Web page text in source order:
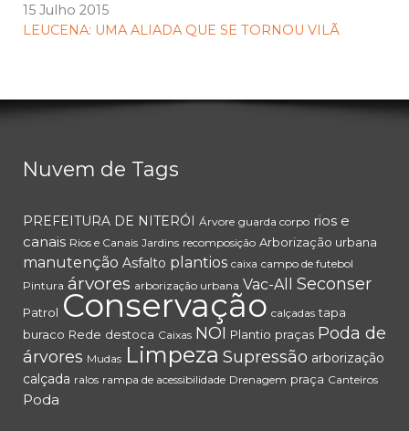
15 Julho 2015
LEUCENA: UMA ALIADA QUE SE TORNOU VILÃ
Nuvem de Tags
PREFEITURA DE NITERÓI Árvore guarda corpo rios e
canais Rios e Canais Jardins recomposição Arborização urbana
manutenção Asfalto plantios caixa campo de futebol
Pintura árvores arborização urbana Vac-All Seconser
Patrol Conservação calçadas tapa
buraco Rede destoca Caixas NOI Plantio praças Poda de
árvores Mudas Limpeza Supressão arborização
calçada ralos rampa de acessibilidade Drenagem praça Canteiros
Poda